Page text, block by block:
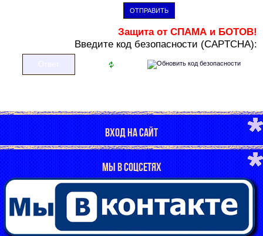
ОТПРАВИТЬ
Защита от СПАМА и БОТОВ!
Введите код безопасности (CAPTCHA):
ВХОД НА САЙТ
МЫ В СОЦСЕТЯХ